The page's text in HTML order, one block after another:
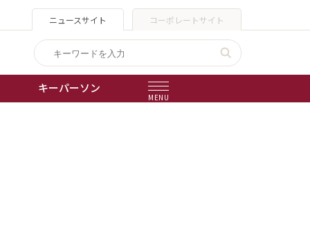
ニュースサイト コーポレートサイト
キーパーソン
MENU